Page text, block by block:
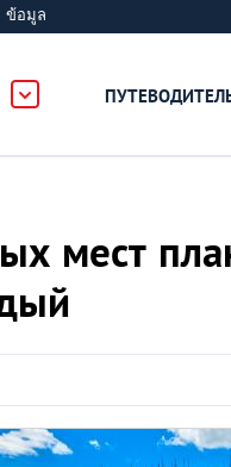
ข้อมูล
мест